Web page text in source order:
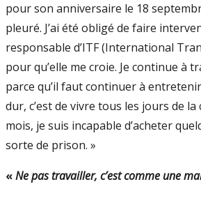
pour son anniversaire le 18
pleuré. J’ai été obligé de faire
responsable d’ITF (International
pour qu’elle me croie. Je continue à
parce qu’il faut continuer à
dur, c’est de vivre tous les jours de
mois, je suis incapable d’acheter
sorte de prison. »
«Ne pas travailler, c’est comme une